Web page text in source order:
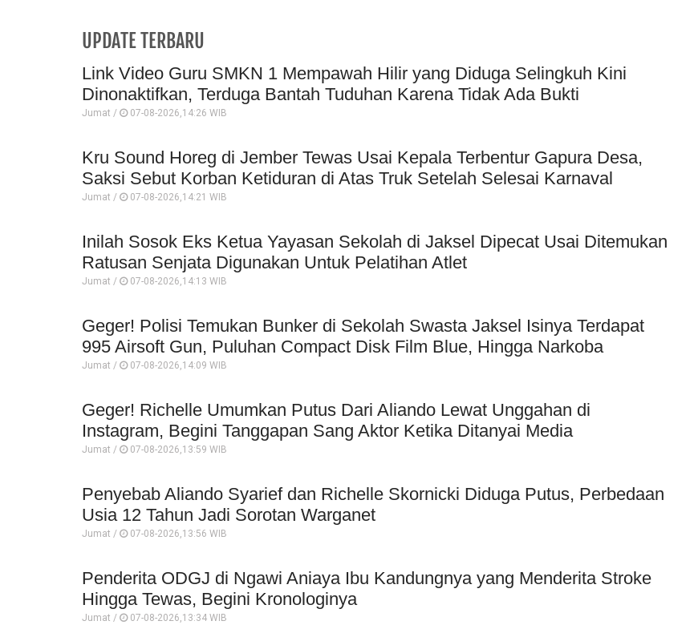
UPDATE TERBARU
Link Video Guru SMKN 1 Mempawah Hilir yang Diduga Selingkuh Kini
Dinonaktifkan, Terduga Bantah Tuduhan Karena Tidak Ada Bukti
Jumat / 07-08-2026,14:26 WIB
Kru Sound Horeg di Jember Tewas Usai Kepala Terbentur Gapura Desa,
Saksi Sebut Korban Ketiduran di Atas Truk Setelah Selesai Karnaval
Jumat / 07-08-2026,14:21 WIB
Inilah Sosok Eks Ketua Yayasan Sekolah di Jaksel Dipecat Usai Ditemukan
Ratusan Senjata Digunakan Untuk Pelatihan Atlet
Jumat / 07-08-2026,14:13 WIB
Geger! Polisi Temukan Bunker di Sekolah Swasta Jaksel Isinya Terdapat
995 Airsoft Gun, Puluhan Compact Disk Film Blue, Hingga Narkoba
Jumat / 07-08-2026,14:09 WIB
Geger! Richelle Umumkan Putus Dari Aliando Lewat Unggahan di
Instagram, Begini Tanggapan Sang Aktor Ketika Ditanyai Media
Jumat / 07-08-2026,13:59 WIB
Penyebab Aliando Syarief dan Richelle Skornicki Diduga Putus, Perbedaan
Usia 12 Tahun Jadi Sorotan Warganet
Jumat / 07-08-2026,13:56 WIB
Penderita ODGJ di Ngawi Aniaya Ibu Kandungnya yang Menderita Stroke
Hingga Tewas, Begini Kronologinya
Jumat / 07-08-2026,13:34 WIB